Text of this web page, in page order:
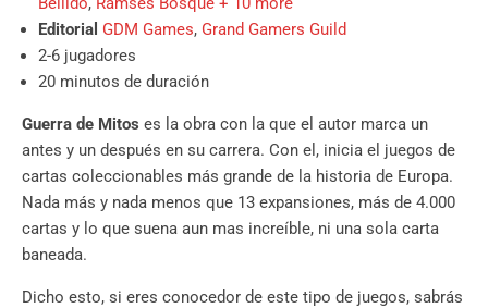
Editorial GDM Games, Grand Gamers Guild
2-6 jugadores
20 minutos de duración
Guerra de Mitos es la obra con la que el autor marca un
antes y un después en su carrera. Con el, inicia el juegos de
cartas coleccionables más grande de la historia de Europa.
Nada más y nada menos que 13 expansiones, más de 4.000
cartas y lo que suena aun mas increíble, ni una sola carta
baneada.
Dicho esto, si eres conocedor de este tipo de juegos, sabrás